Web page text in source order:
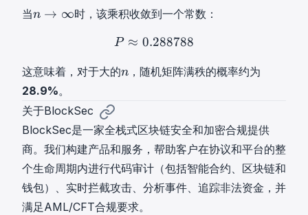
h
F
_
2
n
)
^
n
=
{
n
^
2
}
j
k
当n
\
t
o
i
n
f
t
y
n → ∞时，该乘积收敛到一个常数：
P≈0.288788
P ≈ 0.288788
这意味着，对于大的n
n ，随机矩阵满秩的概率约为
28.9%。
关于BlockSec
BlockSec是一家全栈式区块链安全和加密合规提供
商。我们构建产品和服务，帮助客户在协议和平台的整
个生命周期内进行代码审计（包括智能合约、区块链和
钱包）、实时拦截攻击、分析事件、追踪非法资金，并
满足AML/CFT合规要求。